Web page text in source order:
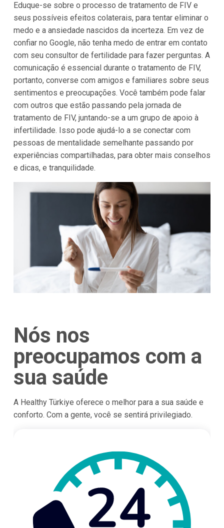
Eduque-se sobre o processo de tratamento de FIV e
seus possíveis efeitos colaterais, para tentar eliminar o
medo e a ansiedade nascidos da incerteza. Em vez de
confiar no Google, não tenha medo de entrar em contato
com seu consultor de fertilidade para fazer perguntas. A
comunicação é essencial durante o tratamento de FIV,
portanto, converse com amigos e familiares sobre seus
sentimentos e preocupações. Você também pode falar
com outros que estão passando pela jornada de
tratamento de FIV, juntando-se a um grupo de apoio à
infertilidade. Isso pode ajudá-lo a se conectar com
pessoas de mentalidade semelhante passando por
experiências compartilhadas, para obter mais conselhos
e dicas, e tranquilidade.
Nós nos
preocupamos com a
sua saúde
A Healthy Türkiye oferece o melhor para a sua saúde e
conforto. Com a gente, você se sentirá privilegiado.